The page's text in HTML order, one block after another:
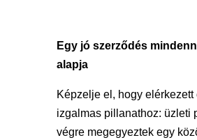
Egy jó szerződés
alapja
Képzelje el, hogy elérkezett
izgalmas pillanathoz: üzleti
végre megegyeztek egy